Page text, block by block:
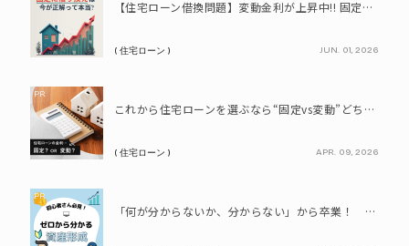
【住宅ローン借換問題】変動金利が上昇中!! 固定に借り換えるなら今が正解って本当? シミュレーションで比較してみよう
( 住宅ローン ) JUN. 01, 2026
PR
これから住宅ローンを選ぶなら“固定vs変動”どちらが正解? 9割が利用したいと答えた「いま決めなくてもいい」ローンとは!?
( 住宅ローン ) APR. 09, 2026
PR
「何が分からないか、分からない」から卒業！ SBIネオトレード証券で学ぶ、はじめての資産形成